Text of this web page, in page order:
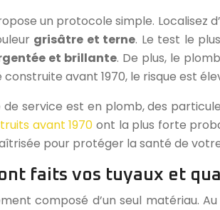
un protocole simple.
grisâtre et terne. Le test le
et brillante. De plus, le
avant 1970, le risque est
service est en plomb, des
avant 1970 ont la plus forte
pour protéger la santé de
faits vos tuyaux et
composé d’un seul matériau.